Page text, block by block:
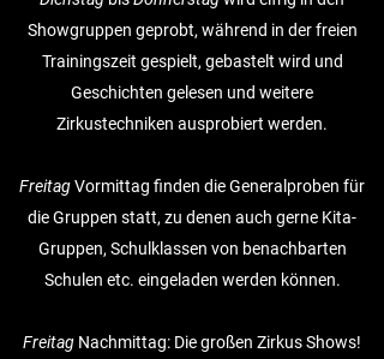
Showgruppen geprobt, während in der freien
Trainingszeit gespielt, gebastelt wird und
Geschichten gelesen und weitere
Zirkustechniken ausprobiert werden.
FreitagVormittag finden die Generalproben für
die Gruppen statt, zu denen auch gerne Kita-
Gruppen, Schulklassen von benachbarten
Schulen etc. eingeladen werden können.
Freitag Nachmittag: Die großen Zirkus Shows!